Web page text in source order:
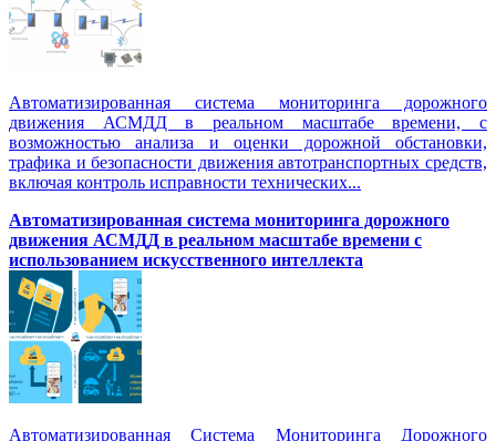
Автоматизированная система мониторинга дорожного
движения АСМДД в реальном масштабе времени, с
возможностью анализа и оценки дорожной обстановки,
трафика и безопасности движения автотранспортных средств,
включая контроль исправности технических...
Автоматизированная cистема мониторинга дорожного
движения АСМДД в реальном масштабе времени с
использованием искусственного интеллекта
Автоматизированная Система Мониторинга Дорожного